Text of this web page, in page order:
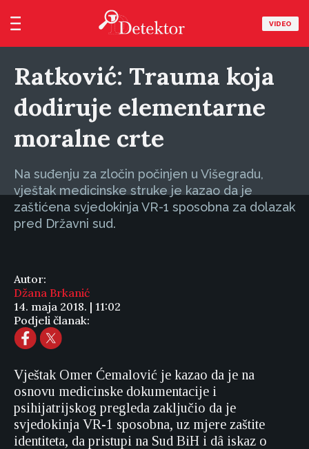
VIDEO
Ratković: Trauma koja
dodiruje elementarne
moralne crte
Na suđenju za zločin počinjen u Višegradu,
vještak medicinske struke je kazao da je
zaštićena svjedokinja VR-1 sposobna za dolazak
pred Državni sud.
Autor:
Džana Brkanić
14. maja 2018. | 11:02
Podjeli članak:
Vještak Omer Ćemalović je kazao da je na
osnovu medicinske dokumentacije i
psihijatrijskog pregleda zaključio da je
svjedokinja VR-1 sposobna, uz mjere zaštite
identiteta, da pristupi na Sud BiH i dâ iskaz o